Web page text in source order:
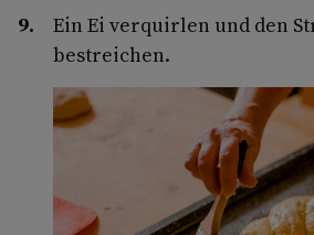
Ein Ei verquirlen und den
bestreichen.